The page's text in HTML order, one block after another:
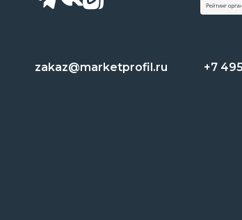
zakaz@marketprofil.ru +7